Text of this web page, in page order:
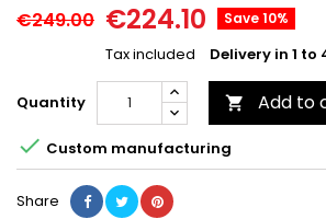
€249.00 €224.10 Save 10%
Tax included Delivery in 1 to
Quantity  Add to
 Custom manufacturing
Share